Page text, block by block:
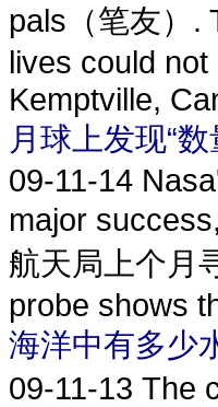
pals（笔友）.
lives could
Kemptville,
月球上发现“
09-11-14
major
航天局上个月
probe shows
海洋中有多少
09-11-13 The